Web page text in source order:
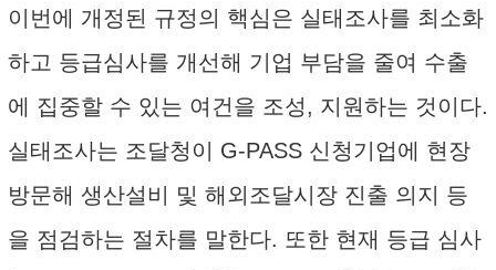
이번에 개정된 규정의 핵심은 실태조사를 최소화
하고 등급심사를 개선해 기업 부담을 줄여 수출
에 집중할 수 있는 여건을 조성, 지원하는 것이다.
실태조사는 조달청이 G-PASS 신청기업에 현장
방문해 생산설비 및 해외조달시장 진출 의지 등
을 점검하는 절차를 말한다. 또한 현재 등급 심사